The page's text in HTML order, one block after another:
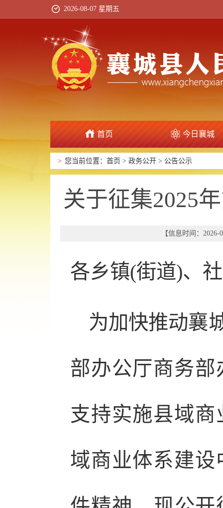
2026-08-07 星期五
首页 今日襄城
政府信息公开
> 您当前位置： 首页 > 政务公开 > 公告公示
关于征集2025
【信息时间：
各乡镇(街道)、
为加快推动襄
部办公厅商务
支持实施县域
域商业体系建